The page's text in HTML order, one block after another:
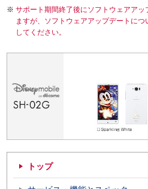
サポート期間終了後にソフトウェアア
ますが、ソフトウェアアップデートに
してください。
トップ